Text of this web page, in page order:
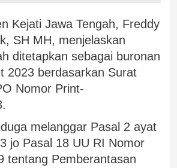
Kejati Jawa Tengah, Freddy
SH MH, menjelaskan
ditetapkan sebagai buronan
2023 berdasarkan Surat
Nomor Print-
melanggar Pasal 2 ayat
jo Pasal 18 UU RI Nomor
tentang Pemberantasan